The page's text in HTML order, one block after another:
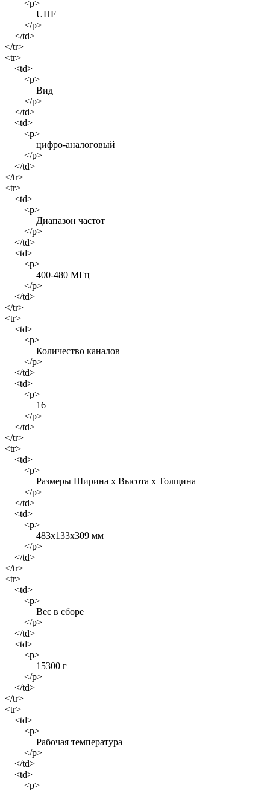
<p>
UHF
</p>
</td>
</tr>
<tr>
<td>
<p>
Вид
</p>
</td>
<td>
<p>
цифро-аналоговый
</p>
</td>
</tr>
<tr>
<td>
<p>
Диапазон частот
</p>
</td>
<td>
<p>
400-480 МГц
</p>
</td>
</tr>
<tr>
<td>
<p>
Количество каналов
</p>
</td>
<td>
<p>
16
</p>
</td>
</tr>
<tr>
<td>
<p>
Размеры Ширина х Высота х Толщина
</p>
</td>
<td>
<p>
483х133х309 мм
</p>
</td>
</tr>
<tr>
<td>
<p>
Вес в сборе
</p>
</td>
<td>
<p>
15300 г
</p>
</td>
</tr>
<tr>
<td>
<p>
Рабочая температура
</p>
</td>
<td>
<p>